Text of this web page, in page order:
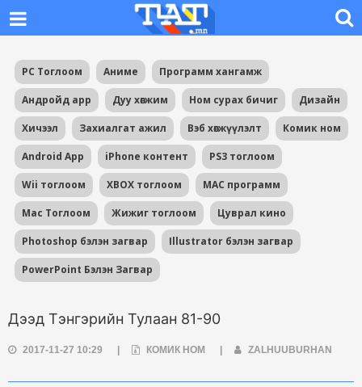
PC Тоглоом Аниме Программ хангамж
Андройд app Дуу хөгжим Ном сурах бичиг Дизайн
Хичээл Захиалгат ажил Вэб хөгжүүлэлт Комик ном
Android App iPhone контент PS3 тоглоом
Wii тоглоом XBOX тоглоом MAC программ
Mac Тоглоом Жижиг тоглоом Цуврал кино
Photoshop бэлэн загвар Illustrator бэлэн загвар
PowerPoint Бэлэн Загвар
Дээд Тэнгэрийн Тулаан 81-90
2017-11-27 10:29 КОМИК НОМ ZALHUUBURHAN